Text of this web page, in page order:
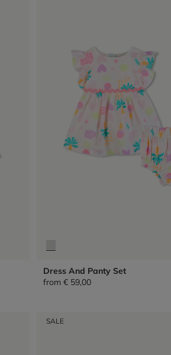
Dress And Panty Set
from € 59,00
SALE